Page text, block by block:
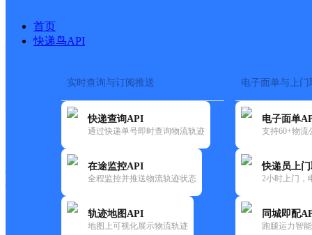
首页
快递鸟API
实时查询与订阅推送
快递查询API
通过快递单号即时查询物流轨迹
在途监控API
全程监控并推送物流轨迹状态
轨迹地图API
地图上可视化展示物流轨迹
电子面单与上门
电子面单
支持60+物流
快递员上
2小时上门，
同城即配
跑腿运力智
快运大全 快递时效